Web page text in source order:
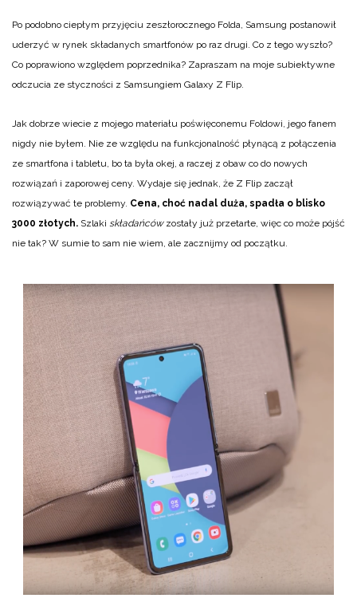
Po podobno ciepłym przyjęciu zeszłorocznego Folda, Samsung postanowił
uderzyć w rynek składanych smartfonów po raz drugi. Co z tego wyszło?
Co poprawiono względem poprzednika? Zapraszam na moje subiektywne
odczucia ze styczności z Samsungiem Galaxy Z Flip.
Jak dobrze wiecie z mojego materiału poświęconemu Foldowi, jego fanem
nigdy nie byłem. Nie ze względu na funkcjonalność płynącą z połączenia
ze smartfona i tabletu, bo ta była okej, a raczej z obaw co do nowych
rozwiązań i zaporowej ceny. Wydaje się jednak, że Z Flip zaczął
rozwiązywać te problemy. Cena, choć nadal duża, spadła o blisko
3000 złotych. Szlaki składańcówzostały już przetarte, więc co może pójść
nie tak? W sumie to sam nie wiem, ale zacznijmy od początku.